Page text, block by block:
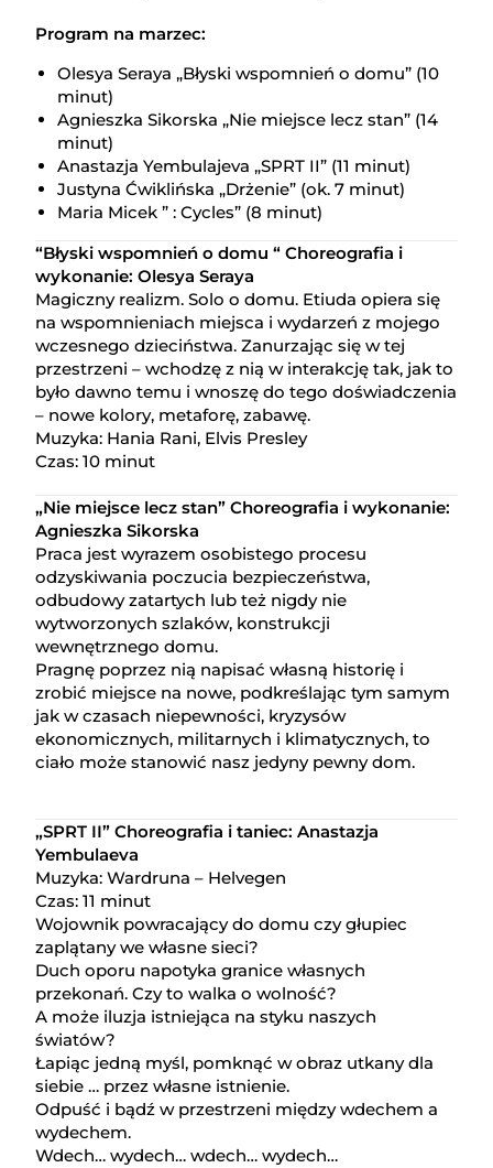
Program na marzec:
Olesya Seraya „Błyski wspomnień o domu” (10
minut)
Agnieszka Sikorska „Nie miejsce lecz stan” (14
minut)
Anastazja Yembulajeva „SPRT II” (11 minut)
Justyna Ćwiklińska „Drżenie” (ok. 7 minut)
Maria Micek ” : Cycles” (8 minut)
“Błyski wspomnień o domu “ Choreografia i
wykonanie: Olesya Seraya
Magiczny realizm. Solo o domu. Etiuda opiera się
na wspomnieniach miejsca i wydarzeń z mojego
wczesnego dzieciństwa. Zanurzając się w tej
przestrzeni – wchodzę z nią w interakcję tak, jak to
było dawno temu i wnoszę do tego doświadczenia
– nowe kolory, metaforę, zabawę.
Muzyka: Hania Rani, Elvis Presley
Czas: 10 minut
„Nie miejsce lecz stan” Choreografia i wykonanie:
Agnieszka Sikorska
Praca jest wyrazem osobistego procesu
odzyskiwania poczucia bezpieczeństwa,
odbudowy zatartych lub też nigdy nie
wytworzonych szlaków, konstrukcji
wewnętrznego domu.
Pragnę poprzez nią napisać własną historię i
zrobić miejsce na nowe, podkreślając tym samym
jak w czasach niepewności, kryzysów
ekonomicznych, militarnych i klimatycznych, to
ciało może stanowić nasz jedyny pewny dom.
„SPRT II” Choreografia i taniec: Anastazja
Yembulaeva
Muzyka: Wardruna – Helvegen
Czas: 11 minut
Wojownik powracający do domu czy głupiec
zaplątany we własne sieci?
Duch oporu napotyka granice własnych
przekonań. Czy to walka o wolność?
A może iluzja istniejąca na styku naszych
światów?
Łapiąc jedną myśl, pomknąć w obraz utkany dla
siebie … przez własne istnienie.
Odpuść i bądź w przestrzeni między wdechem a
wydechem.
Wdech… wydech… wdech… wydech…